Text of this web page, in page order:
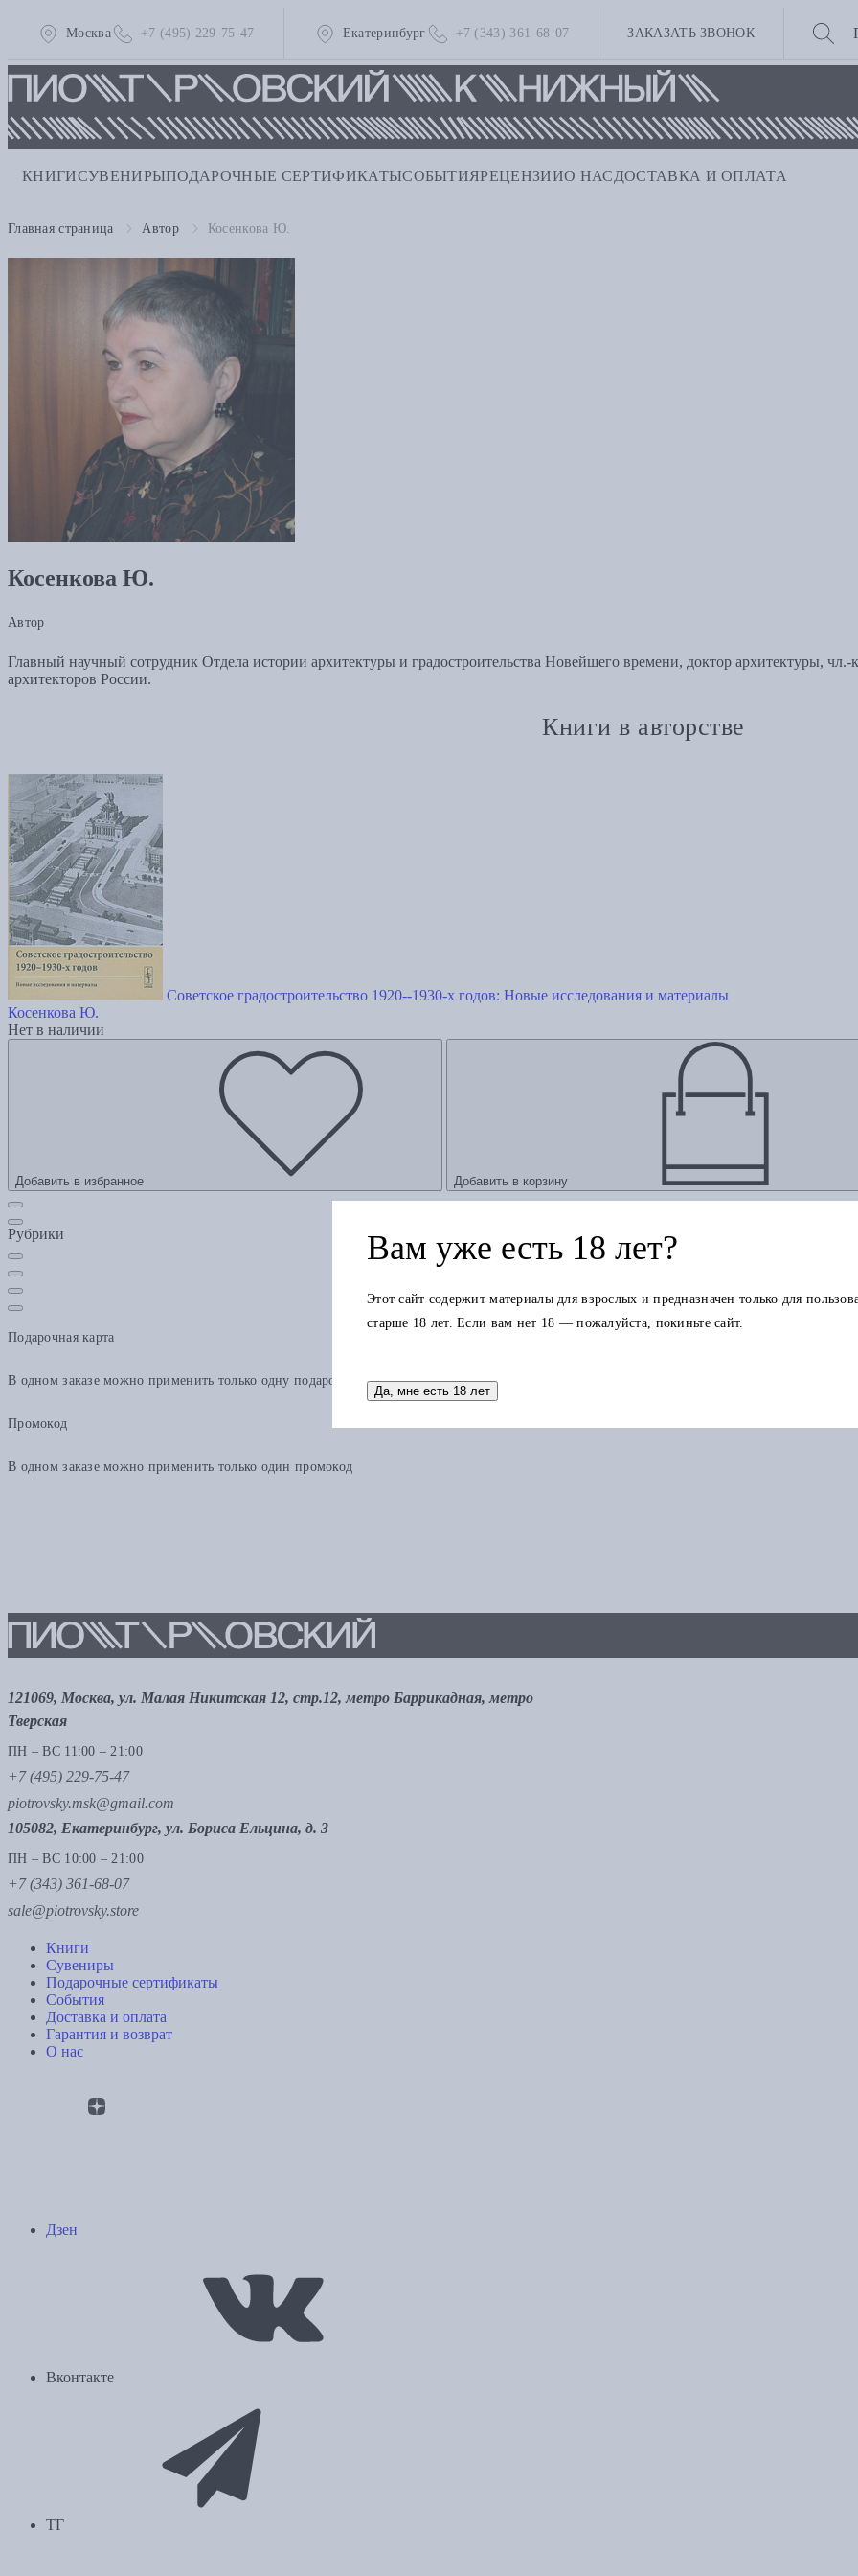
Москва +7 (495) 229-75-47 Екатеринбург +7 (343) 361-68-07 ЗАКАЗАТЬ ЗВОНОК
КНИГИСУВЕНИРЫПОДАРОЧНЫЕ СЕРТИФИКАТЫСОБЫТИЯРЕЦЕНЗИИО НАС ДОСТАВКА И ОПЛАТА
Главная страница Автор Косенкова Ю.
Косенкова Ю.
Автор
Главный научный сотрудник Отдела истории архитектуры и градостроительства Новейшего времени, доктор архитектуры,
архитекторов России.
Книги в авторстве
Советское градостроительство 1920--1930-х годов: Новые исследования и материалы
Косенкова Ю.
Нет в наличии
Добавить в избранное Добавить в корзину
Рубрики
Подарочная карта
В одном заказе можно применить только одну подарочную карту. Остаток по карте можно использовать в других заказах.
Промокод
В одном заказе можно применить только один промокод
121069, Москва, ул. Малая Никитская 12, стр.12, метро Баррикадная, метро
Тверская
ПН – ВС 11:00 – 21:00
+7 (495) 229-75-47
piotrovsky.msk@gmail.com
105082, Екатеринбург, ул. Бориса Ельцина, д. 3
ПН – ВС 10:00 – 21:00
+7 (343) 361-68-07
sale@piotrovsky.store
Книги
Сувениры
Подарочные сертификаты
События
Доставка и оплата
Гарантия и возврат
О нас
Дзен
Вконтакте
ТГ
Вам уже есть 18 лет?
Этот сайт содержит материалы для взрослых и предназначен только для
старше 18 лет. Если вам нет 18 — пожалуйста, покиньте сайт.
Да, мне есть 18 лет